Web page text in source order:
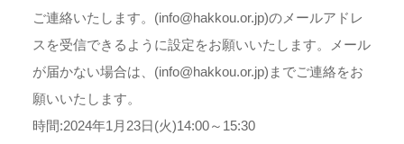
ご連絡いたします。(info@hakkou.or.jp)のメールアドレ
スを受信できるように設定をお願いいたします。メール
が届かない場合は、(info@hakkou.or.jp)までご連絡をお
願いいたします。
時間:2024年1月23日(火)14:00～15:30